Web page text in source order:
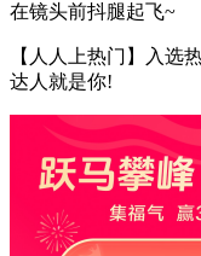
在镜头前抖腿起飞~
【人人上热门】入选
达人就是你!